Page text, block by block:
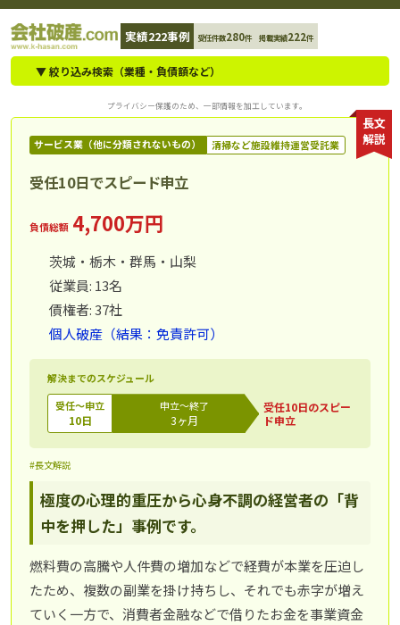
ン
ツ
実績222事例 受任件数280件 掲載実績222件
▼ 絞り込み検索（業種・負債額など）
プライバシー保護のため、一部情報を加工しています。
長文
解説
サービス業（他に分類されないもの） 清掃など施設維持運営受託業
受任10日でスピード申立
負債総額 4,700万円
茨城・栃木・群馬・山梨
従業員: 13名
債権者: 37社
個人破産（結果：免責許可）
解決までのスケジュール
受任～申立
10日
申立～終了
3ヶ月
受任10日のスピー
ド申立
#長文解説
極度の心理的重圧から心身不調の経営者の「背
中を押した」事例です。
燃料費の高騰や人件費の増加などで経費が本業を圧迫し
たため、複数の副業を掛け持ちし、それでも赤字が増え
ていく一方で、消費者金融などで借りたお金を事業資金